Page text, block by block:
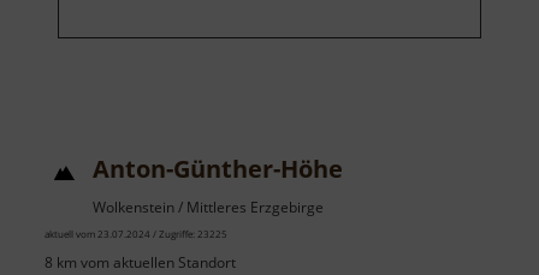
Anton-Günther-Höhe
Wolkenstein / Mittleres Erzgebirge
aktuell vom 23.07.2024 / Zugriffe: 23225
8 km vom aktuellen Standort